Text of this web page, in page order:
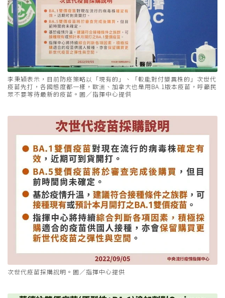
李秉穎表示，目前防疫策略以「現有的」、「較能對付變異株的」次世代
疫苗先打，各國態度都一樣，歐洲、加拿大也是用BA.1版本疫苗，呼籲民
眾不要等待最新的疫苗。圖／指揮中心提供
次世代疫苗採購說明。圖／指揮中心提供